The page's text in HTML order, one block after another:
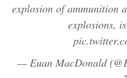
explosion of ammunition
explosions,
— Euan MacDonald